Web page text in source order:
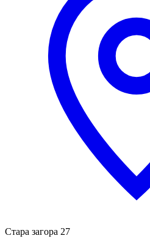
Стара загора 27